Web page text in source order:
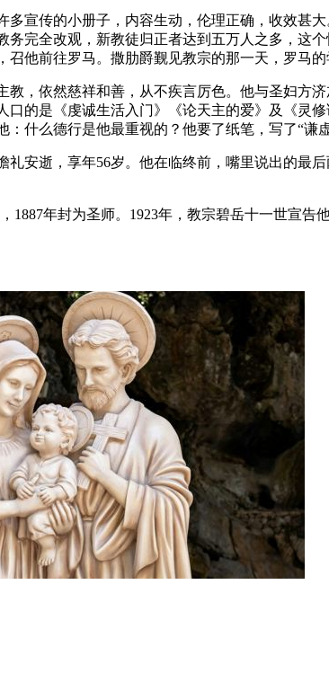
宣传的小册子，内容生动，伦理正确，收效甚
务完全改观，新教徒归正者达到五万人之多，这
召他前往罗马。撒肋爵觐见教宗的那一天，罗马
，依然慈祥和善，从不疾言厉色。他与圣妇方
口的是《虔诚生活入门》《论天主的爱》及《灵
什么德行是他最重视的？他要了纸笔，写了“谦虚
礼安逝，享年56岁。他在临终前，嘴里说出的最
1887年封为圣师。1923年，教宗碧岳十一世宣告